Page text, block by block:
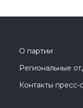
О партии
Региональные
Контакты пресс-